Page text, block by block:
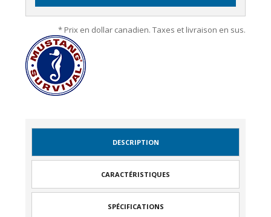
* Prix en dollar canadien. Taxes et livraison en sus.
DESCRIPTION
CARACTÉRISTIQUES
SPÉCIFICATIONS